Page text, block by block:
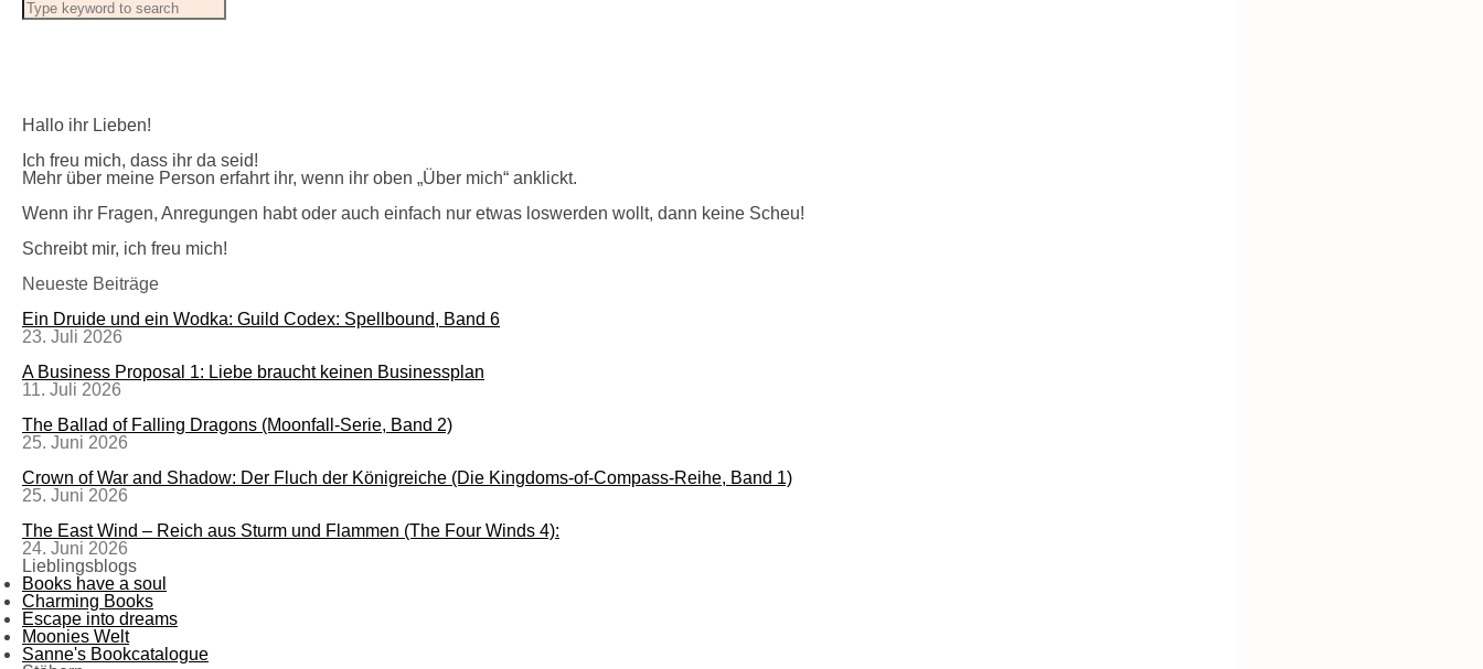
Hallo ihr Lieben!
Ich freu mich, dass ihr da seid!
Mehr über meine Person erfahrt ihr, wenn ihr oben „Über mich“ anklickt.
Wenn ihr Fragen, Anregungen habt oder auch einfach nur etwas loswerden wollt, dann keine Scheu!
Schreibt mir, ich freu mich!
Neueste Beiträge
Ein Druide und ein Wodka: Guild Codex: Spellbound, Band 6
23. Juli 2026
A Business Proposal 1: Liebe braucht keinen Businessplan
11. Juli 2026
The Ballad of Falling Dragons (Moonfall-Serie, Band 2)
25. Juni 2026
Crown of War and Shadow: Der Fluch der Königreiche (Die Kingdoms-of-Compass-Reihe, Band 1)
25. Juni 2026
The East Wind – Reich aus Sturm und Flammen (The Four Winds 4):
24. Juni 2026
Lieblingsblogs
Books have a soul
Charming Books
Escape into dreams
Moonies Welt
Sanne's Bookcatalogue